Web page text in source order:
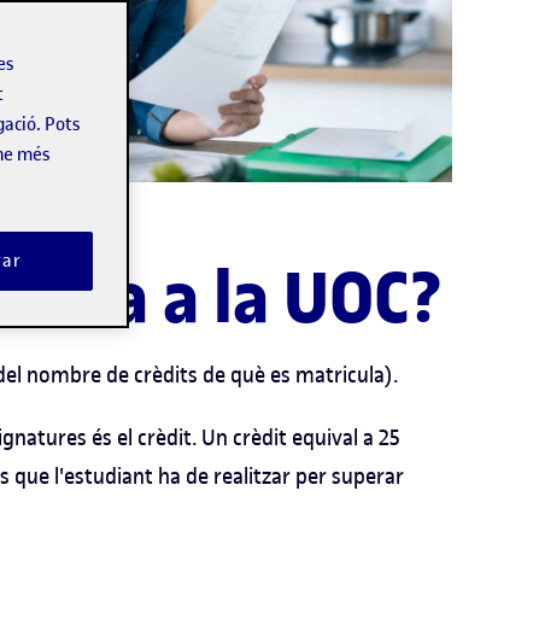
a la UOC?
nombre de crèdits de què es matricula).
és el crèdit. Un crèdit equival a 25
que l'estudiant ha de realitzar per superar
Pots
més